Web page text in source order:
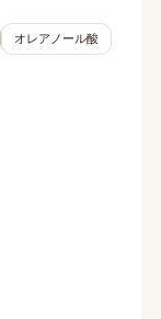
オレアノール酸